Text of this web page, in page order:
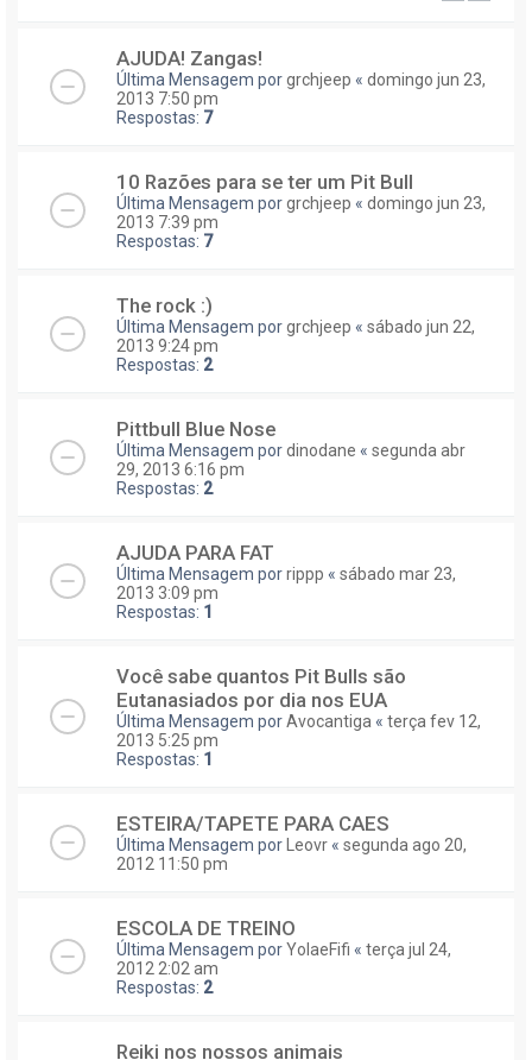
AJUDA! Zangas!
Última Mensagem porgrchjeep « domingo jun 23,
2013 7:50 pm
Respostas: 7
10 Razões para se ter um Pit Bull
Última Mensagem porgrchjeep « domingo jun 23,
2013 7:39 pm
Respostas: 7
The rock :)
Última Mensagem porgrchjeep « sábado jun 22,
2013 9:24 pm
Respostas: 2
Pittbull Blue Nose
Última Mensagem pordinodane « segunda abr
29, 2013 6:16 pm
Respostas: 2
AJUDA PARA FAT
Última Mensagem porrippp « sábado mar 23,
2013 3:09 pm
Respostas: 1
Você sabe quantos Pit Bulls são
Eutanasiados por dia nos EUA
Última Mensagem porAvocantiga « terça fev 12,
2013 5:25 pm
Respostas: 1
ESTEIRA/TAPETE PARA CAES
Última Mensagem porLeovr « segunda ago 20,
2012 11:50 pm
ESCOLA DE TREINO
Última Mensagem porYolaeFifi « terça jul 24,
2012 2:02 am
Respostas: 2
Reiki nos nossos animais